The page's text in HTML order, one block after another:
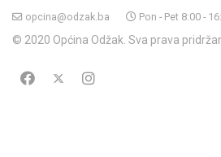
opcina@odzak.ba
Pon - Pet 8:00 -
© 2020 Općina Odžak. Sva prava